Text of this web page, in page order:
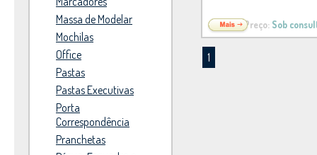
Massa de Modelar
Mochilas
Office
Pastas
Pastas Executivas
Porta
Correspondência
Pranchetas
Preço: Sob
1